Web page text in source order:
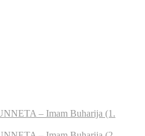
– Imam Buharija (1.